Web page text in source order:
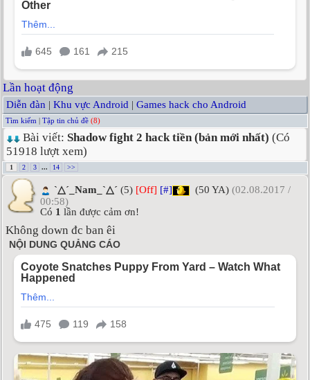
Lần hoạt động
Diễn đàn | Khu vực Android | Games hack cho Android
Tìm kiếm Tập tin chủ đề (8)
Bài viết: Shadow fight 2 hack tiền (bản mới nhất) (Có
51918 lượt xem)
1 2 3 ... 14 >>
ˋ△ˊ_Nam_ˋ△ˊ (5) [Off] [#] (50 YA) (02.08.2017 /
00:58)
Có 1 lần được cảm ơn!
Không down đc ban êi